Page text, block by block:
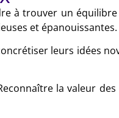
à trouver un équilibre
et épanouissantes.
leurs idées
la valeur